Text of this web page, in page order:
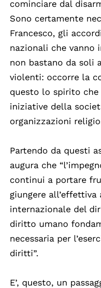
cominciare dal
Sono certamente
Francesco, gli
nazionali che vanno
non bastano da soli
violenti: occorre la
questo lo spirito
iniziative della
organizzazioni
Partendo da questi
augura che
continui a portare
giungere
internazionale del
diritto umano
necessaria per
diritti”.
E’, questo, un